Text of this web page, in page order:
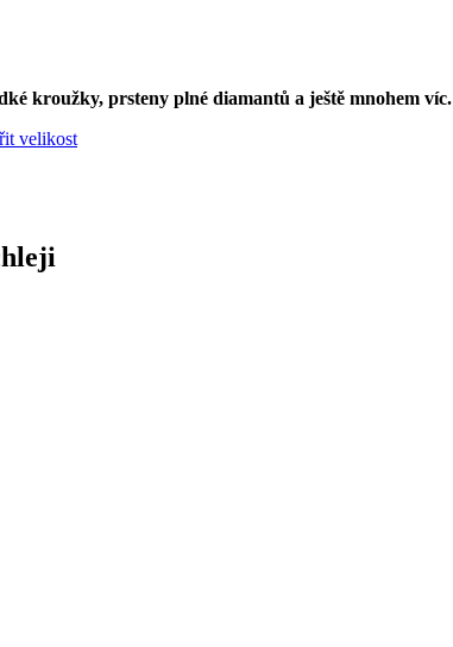
kroužky, prsteny plné diamantů a ještě mnohem víc.
velikost